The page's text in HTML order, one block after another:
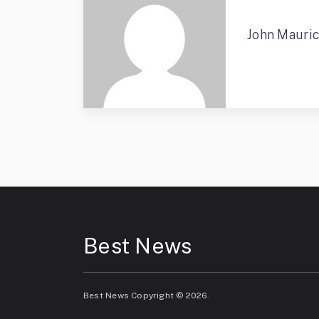
John
Best News
Best News Copyright © 2026.